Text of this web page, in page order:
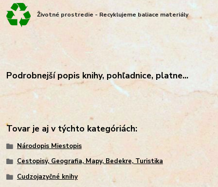
Životné prostredie - Recyklujeme baliace materiály
Podrobnejší popis knihy, pohľadnice, platne...
Tovar je aj v týchto kategóriách:
Národopis Miestopis
Cestopisy, Geografia, Mapy, Bedekre, Turistika
Cudzojazyčné knihy